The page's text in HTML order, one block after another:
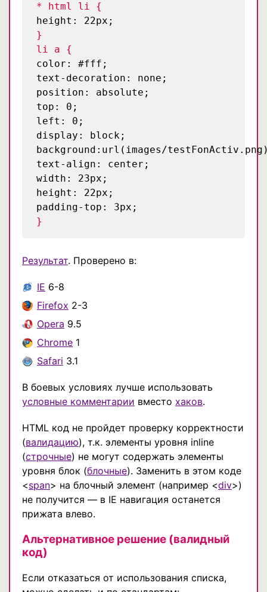
* html li {
height: 22px;
}
li a {
color: #fff;
text-decoration: none;
position: absolute;
top: 0;
left: 0;
display: block;
background:url(images/
text-align: center;
width: 23px;
height: 22px;
padding-top: 3px;
}
Результат. Проверено в:
IE 6-8
Firefox 2-3
Opera 9.5
Chrome 1
Safari 3.1
В боевых условиях лучше использовать
условные комментарии вместо хаков.
HTML код не пройдет проверку корректности
(валидацию), т.к. элементы уровня inline
(строчные) не могут содержать элементы
уровня блок (блочные). Заменить в этом коде
<span> на блочный элемент (например <div>)
не получится — в IE навигация останется
прижата влево.
Альтернативное решение (валидный
код)
Если отказаться от использования списка,